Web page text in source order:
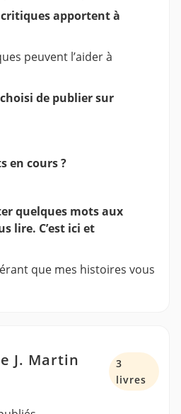
critiques apportent à
peuvent l’aider à
de publier sur
en cours ?
quelques mots aux
lire. C’est ici et
que mes histoires vous
J. Martin
3
livres